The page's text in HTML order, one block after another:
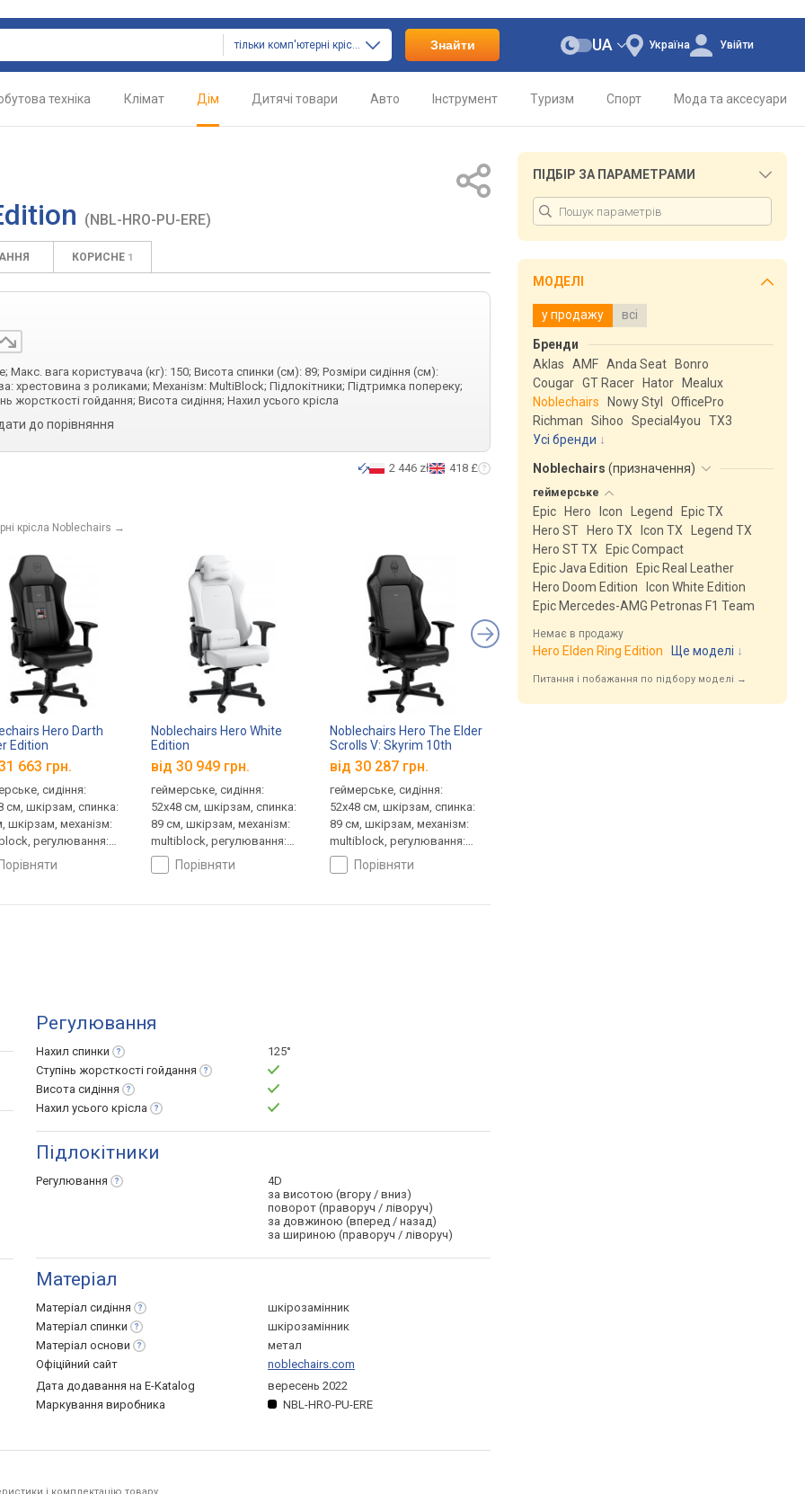
тільки комп'ютерні крісла Знайти Україна
UA Увійти
техніка Клімат Дім Дитячі товари Авто Інструмент Туризм Спорт Мода та аксесуари
(NBL-HRO-PU-ERE)
КОРИСНЕ 1
Макс. вага користувача (кг): 150; Висота спинки (см): 89; Розміри сидіння (см):
хрестовина з роликами; Механізм: MultiBlock; Підлокітники; Підтримка попереку;
жорсткості гойдання; Висота сидіння; Нахил усього крісла
до порівняння
2 446 zł 418 £
крісла Noblechairs →
Hero Darth
Edition
663 грн.
сидіння:
см, шкірзам, спинка:
шкірзам, механізм:
регулювання:
висоти, жорсткості
порівняти
Noblechairs Hero White
Edition
від 30 949 грн.
геймерське, сидіння:
52x48 см, шкірзам, спинка:
89 см, шкірзам, механізм:
multiblock, регулювання:
нахилу, висоти, жорсткості
порівняти
Noblechairs Hero The Elder
Scrolls V: Skyrim 10th
Anniversary Edition
від 30 287 грн.
геймерське, сидіння:
52x48 см, шкірзам, спинка:
89 см, шкірзам, механізм:
multiblock, регулювання:
нахилу, висоти, жорсткості
порівняти
Регулювання
Нахил спинки
125°
Ступінь жорсткості гойдання
Висота сидіння
Нахил усього крісла
Підлокітники
Регулювання
4D
за висотою (вгору / вниз)
поворот (праворуч / ліворуч)
за довжиною (вперед / назад)
за шириною (праворуч / ліворуч)
Матеріал
Матеріал сидіння
шкірозамінник
Матеріал спинки
шкірозамінник
Матеріал основи
метал
Офіційний сайт
noblechairs.com
Дата додавання на E-Katalog
вересень 2022
Маркування виробника
NBL-HRO-PU-ERE
ПІДБІР ЗА ПАРАМЕТРАМИ
МОДЕЛІ
у продажу всі
Бренди
Aklas
AMF Anda Seat
Bonro
Cougar GT Racer Hator
Mealux
Noblechairs
Nowy Styl
OfficePro
Richman
Sihoo Special4you
ТX3
Усі бренди
Noblechairs (призначення)
геймерське
Epic Hero Icon Legend
Epic TX
Hero ST
Hero TX Icon TX
Legend TX
Hero ST TX
Epic Compact
Epic Java Edition
Epic Real Leather
Hero Doom Edition
Icon White Edition
Epic Mercedes-AMG Petronas F1 Team
Немає в продажу
Hero Elden Ring Edition Ще моделі ↓
Питання і побажання по підбору моделі →